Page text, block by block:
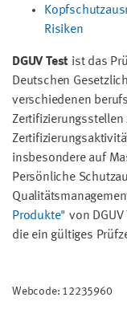
Risiken
DGUV Test ist das
Deutschen
verschiedenen
Zertifizierungsstellen
insbesondere auf
Persönliche
Produkte" von
die ein gültiges
Webcode: 12235960